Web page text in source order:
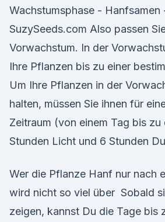
Wachstumsphase - Hanfsamen
SuzySeeds.com Also passen
Vorwachstum. In der
Ihre Pflanzen bis zu einer
Um Ihre Pflanzen in der
halten, müssen Sie ihnen für
Zeitraum (von einem Tag bis zu
Stunden Licht und 6 Stunden
Wer die Pflanze Hanf nur nach
wird nicht so viel über Sobald
zeigen, kannst Du die Tage bis